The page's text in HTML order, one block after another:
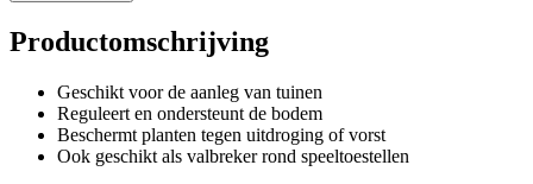
Productomschrijving
Geschikt voor de aanleg van tuinen
Reguleert en ondersteunt de bodem
Beschermt planten tegen uitdroging of vorst
Ook geschikt als valbreker rond speeltoestellen